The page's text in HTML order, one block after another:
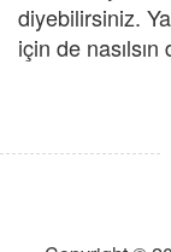
diyebilirsiniz.
için de nasılsın